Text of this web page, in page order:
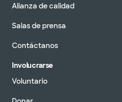
Alianza de calidad
Salas de prensa
Contáctanos
Involucrarse
Voluntario